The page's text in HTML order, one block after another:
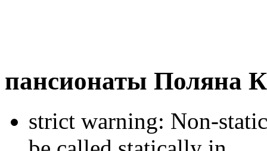
пансионаты Поляна
strict warning: Non-